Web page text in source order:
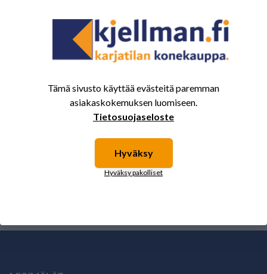
Tälle tuotteelle ei ole vielä arvioita.
Tämä sivusto käyttää evästeitä paremman
asiakaskokemuksen luomiseen.
Tietosuojaseloste
Hyväksy
Hyväksy pakolliset